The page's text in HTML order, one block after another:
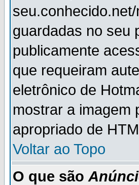
guardadas no seu
publicamente
que requeiram
eletrônico de
mostrar a imagem
apropriado de
Voltar ao Topo
O que são